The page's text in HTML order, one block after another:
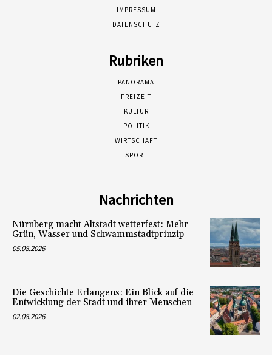
IMPRESSUM
DATENSCHUTZ
Rubriken
PANORAMA
FREIZEIT
KULTUR
POLITIK
WIRTSCHAFT
SPORT
Nachrichten
Nürnberg macht Altstadt wetterfest: Mehr
Grün, Wasser und Schwammstadtprinzip
05.08.2026
Die Geschichte Erlangens: Ein Blick auf die
Entwicklung der Stadt und ihrer Menschen
02.08.2026